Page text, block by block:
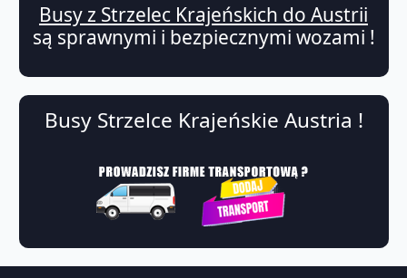
Busy z Strzelec Krajeńskich do Austrii
są sprawnymi i bezpiecznymi wozami !
Busy Strzelce Krajeńskie Austria !